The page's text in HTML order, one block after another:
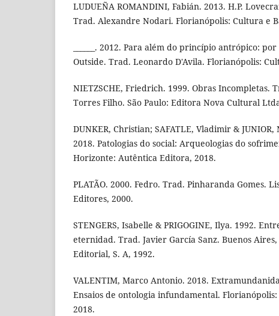
LUDUEÑA ROMANDINI, Fabián. 2013. H.P.
Trad. Alexandre Nodari. Florianópolis: Cultura e
______. 2012. Para além do princípio antrópico:
Outside. Trad. Leonardo D'Avila. Florianópolis:
NIETZSCHE, Friedrich. 1999. Obras Incompletas.
Torres Filho. São Paulo: Editora Nova Cultural
DUNKER, Christian; SAFATLE, Vladimir & JUNIOR,
2018. Patologias do social: Arqueologias do
Horizonte: Autêntica Editora, 2018.
PLATÃO. 2000. Fedro. Trad. Pinharanda Gomes.
Editores, 2000.
STENGERS, Isabelle & PRIGOGINE, Ilya. 1992.
eternidad. Trad. Javier García Sanz. Buenos
Editorial, S. A, 1992.
VALENTIM, Marco Antonio. 2018.
Ensaios de ontologia infundamental.
2018.